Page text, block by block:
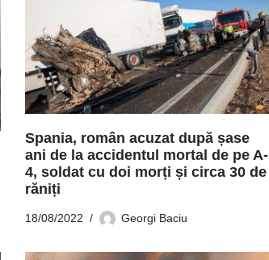
Spania, român acuzat după șase
ani de la accidentul mortal de pe A-
4, soldat cu doi morți și circa 30 de
răniți
18/08/2022 Georgi Baciu